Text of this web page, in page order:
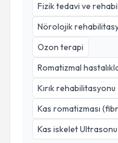
Fizik tedavi ve
Nörolojik
Ozon terapi
Romatizmal
Kırık rehabilitasyonu
Kas romatizması
Kas iskelet Ultrasonu